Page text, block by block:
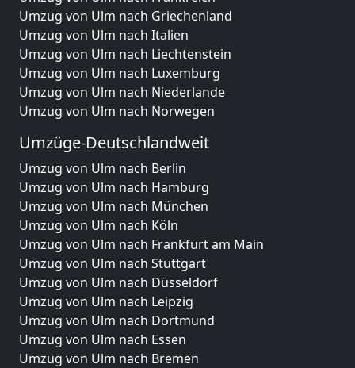
Umzug von Ulm nach Griechenland
Umzug von Ulm nach Italien
Umzug von Ulm nach Liechtenstein
Umzug von Ulm nach Luxemburg
Umzug von Ulm nach Niederlande
Umzug von Ulm nach Norwegen
Umzüge-Deutschlandweit
Umzug von Ulm nach Berlin
Umzug von Ulm nach Hamburg
Umzug von Ulm nach München
Umzug von Ulm nach Köln
Umzug von Ulm nach Frankfurt am Main
Umzug von Ulm nach Stuttgart
Umzug von Ulm nach Düsseldorf
Umzug von Ulm nach Leipzig
Umzug von Ulm nach Dortmund
Umzug von Ulm nach Essen
Umzug von Ulm nach Bremen